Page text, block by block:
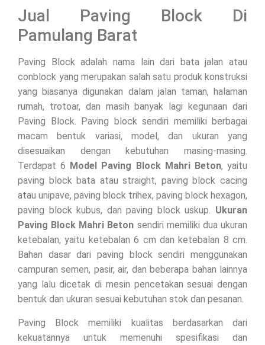
Jual Paving Block Di
Pamulang Barat
Paving Block adalah nama lain dari bata jalan atau
conblock yang merupakan salah satu produk konstruksi
yang biasanya digunakan dalam jalan taman, halaman
rumah, trotoar, dan masih banyak lagi kegunaan dari
Paving Block. Paving block sendiri memiliki berbagai
macam bentuk variasi, model, dan ukuran yang
disesuaikan dengan kebutuhan masing-masing.
Terdapat 6 Model Paving Block Mahri Beton, yaitu
paving block bata atau straight, paving block cacing
atau unipave, paving block trihex, paving block hexagon,
paving block kubus, dan paving block uskup. Ukuran
Paving Block Mahri Beton sendiri memiliki dua ukuran
ketebalan, yaitu ketebalan 6 cm dan ketebalan 8 cm.
Bahan dasar dari paving block sendiri menggunakan
campuran semen, pasir, air, dan beberapa bahan lainnya
yang lalu dicetak di mesin pencetakan sesuai dengan
bentuk dan ukuran sesuai kebutuhan stok dan pesanan.
Paving Block memiliki kualitas berdasarkan dari
kekuatannya untuk memenuhi spesifikasi dan